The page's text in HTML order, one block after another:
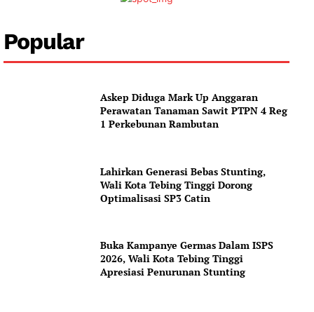
Popular
Askep Diduga Mark Up Anggaran
Perawatan Tanaman Sawit PTPN 4 Reg
1 Perkebunan Rambutan
Lahirkan Generasi Bebas Stunting,
Wali Kota Tebing Tinggi Dorong
Optimalisasi SP3 Catin
Buka Kampanye Germas Dalam ISPS
2026, Wali Kota Tebing Tinggi
Apresiasi Penurunan Stunting